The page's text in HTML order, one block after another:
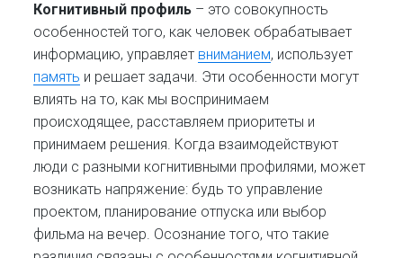
Когнитивный профиль – это совокупность
особенностей того, как человек обрабатывает
информацию, управляет вниманием, использует
память и решает задачи. Эти особенности могут
влиять на то, как мы воспринимаем
происходящее, расставляем приоритеты и
принимаем решения. Когда взаимодействуют
люди с разными когнитивными профилями, может
возникать напряжение: будь то управление
проектом, планирование отпуска или выбор
фильма на вечер. Осознание того, что такие